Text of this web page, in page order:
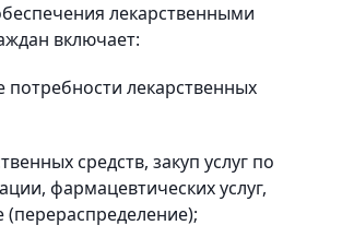
лекарственными
включает:
потребности лекарственных
средств, закуп услуг по
фармацевтических услуг,
(перераспределение);